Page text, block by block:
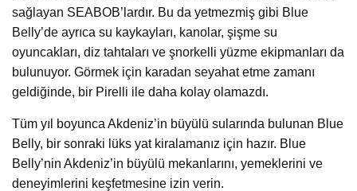
sağlayan SEABOB’lardır. Bu da yetmezmiş gibi Blue
Belly’de ayrıca su kaykayları, kanolar, şişme su
oyuncakları, diz tahtaları ve şnorkelli yüzme ekipmanları da
bulunuyor. Görmek için karadan seyahat etme zamanı
geldiğinde, bir Pirelli ile daha kolay olamazdı.
Tüm yıl boyunca Akdeniz’in büyülü sularında bulunan Blue
Belly, bir sonraki lüks yat kiralamanız için hazır. Blue
Belly’nin Akdeniz’in büyülü mekanlarını, yemeklerini ve
deneyimlerini keşfetmesine izin verin.